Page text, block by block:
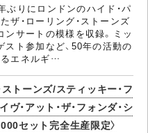
ぶりにロンドンのハイド・パ
ザ・ローリング・ストーンズ
ンサートの模様を収録。ミッ
スト参加など、50年の活動の
エネルギ…
ストーンズ/スティッキー・フ
・アット・ザ・フォンダ・シ
セット完全生産限定〉